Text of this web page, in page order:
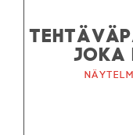
JOKA